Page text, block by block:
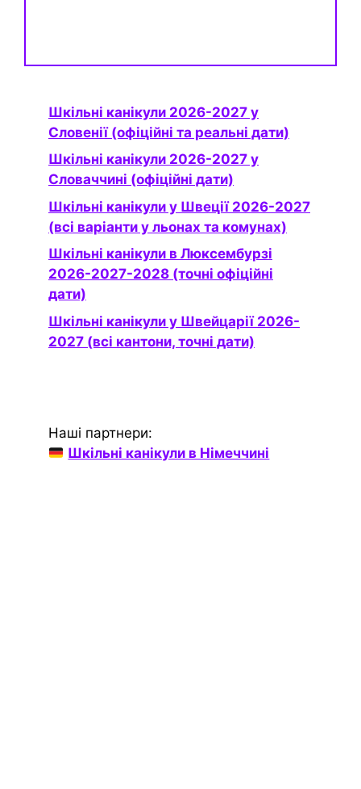
Шкільні канікули 2026-2027 у
Словенії (офіційні та реальні дати)
Шкільні канікули 2026-2027 у
Словаччині (офіційні дати)
Шкільні канікули у Швеції 2026-2027
(всі варіанти у льонах та комунах)
Шкільні канікули в Люксембурзі
2026-2027-2028 (точні офіційні
дати)
Шкільні канікули у Швейцарії 2026-
2027 (всі кантони, точні дати)
Наші партнери:
Шкільні канікули в Німеччині